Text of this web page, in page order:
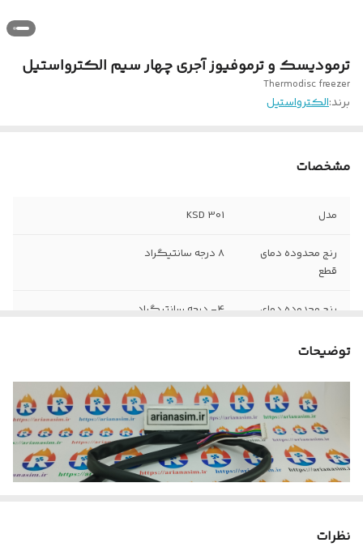
ترمودیسک و ترموفیوز آجری چهار سیم الکترواستیل
Thermodisc freezer
برند:الکترواستیل
مشخصات
مدل KSD 301
رنج‌ محدوده دمای
قطع
8 درجه سانتیگراد
رنج محدوده دمای
4- درجه سانتیگراد
توضیحات
نظرات